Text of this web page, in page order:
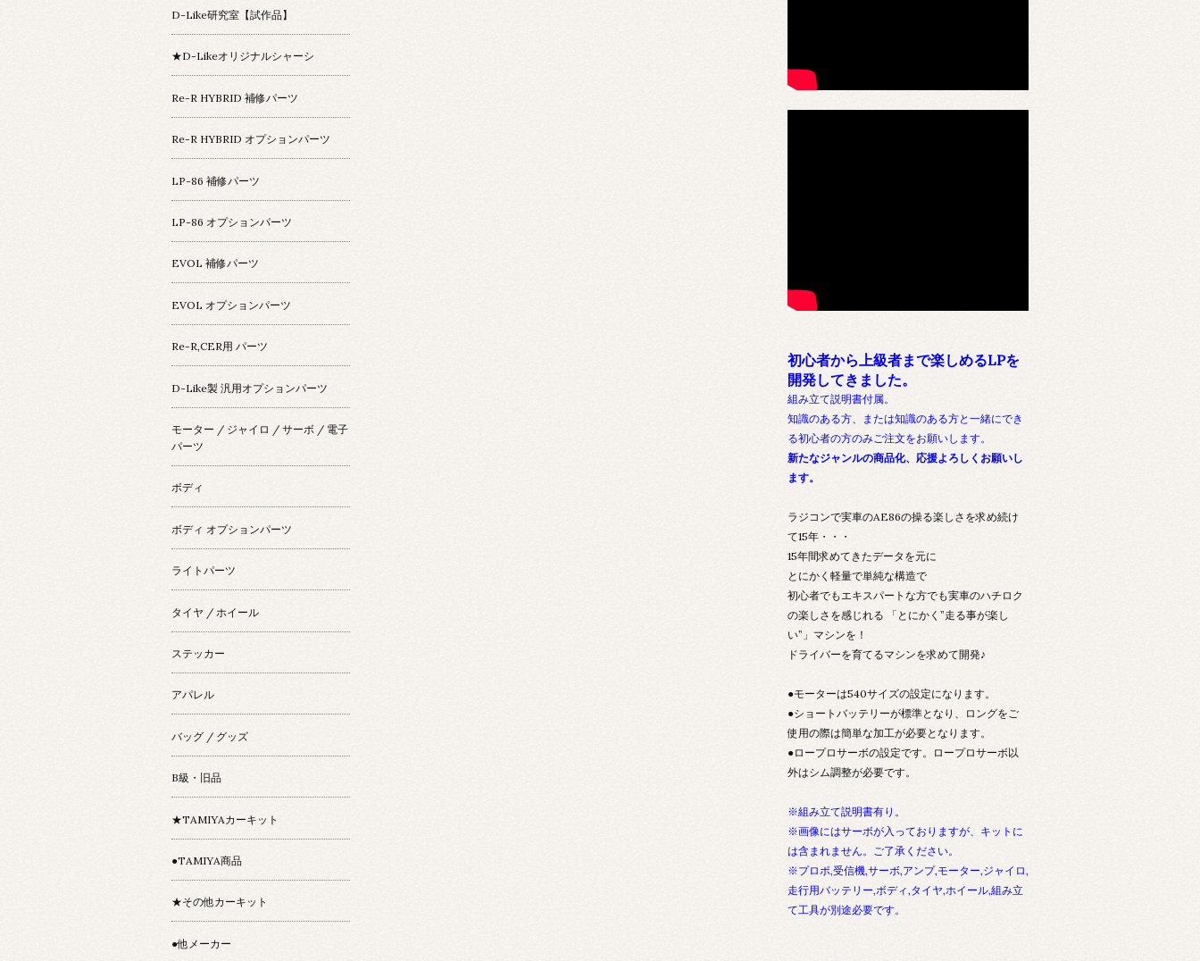
初心者から上級者まで楽しめるLPを
開発してきました。
組み立て説明書付属。
知識のある方、または知識のある方と一緒にでき
る初心者の方のみご注文をお願いします。
新たなジャンルの商品化、応援よろしくお願いし
ます。
ラジコンで実車のAE86の操る楽しさを求め続け
て15年・・・
15年間求めてきたデータを元に
とにかく軽量で単純な構造で
初心者でもエキスパートな方でも実車のハチロク
の楽しさを感じれる 「とにかく”走る事が楽し
い”」マシンを！
ドライバーを育てるマシンを求めて開発♪
●モーターは540サイズの設定になります。
●ショートバッテリーが標準となり、ロングをご
使用の際は簡単な加工が必要となります。
●ロープロサーボの設定です。ロープロサーボ以
外はシム調整が必要です。
※組み立て説明書有り。
※画像にはサーボが入っておりますが、キットに
は含まれません。ご了承ください。
※プロポ,受信機,サーボ,アンプ,モーター,ジャイロ,
走行用バッテリー,ボディ,タイヤ,ホイール,組み立
て工具が別途必要です。
D-Like研究室【試作品】
★D-Likeオリジナルシャーシ
Re-R HYBRID 補修パーツ
Re-R HYBRID オプションパーツ
LP-86 補修パーツ
LP-86 オプションパーツ
EVOL 補修パーツ
EVOL オプションパーツ
Re-R,CER用 パーツ
D-Like製 汎用オプションパーツ
モーター / ジャイロ / サーボ / 電子
パーツ
ボディ
ボディ オプションパーツ
ライトパーツ
タイヤ / ホイール
ステッカー
アパレル
バッグ / グッズ
B級・旧品
★TAMIYAカーキット
●TAMIYA商品
★その他カーキット
●他メーカー